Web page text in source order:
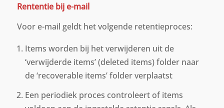
Rententie bij e-mail
Voor e-mail geldt het volgende retentieproces:
Items worden bij het verwijderen uit de
‘verwijderde items’ (deleted items) folder naar
de ‘recoverable items’ folder verplaatst
Een periodiek proces controleert of items